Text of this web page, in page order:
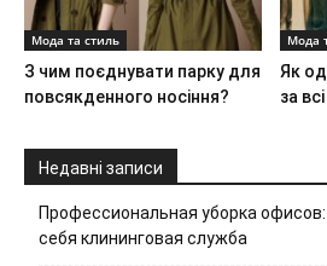
Мода та стиль
З чим поєднувати парку для
повсякденного носіння?
Мода
Як
за
Недавні записи
Профессиональная уборка
себя клининговая служба